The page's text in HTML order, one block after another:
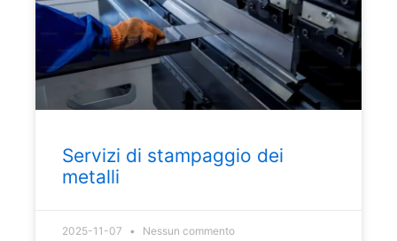
Servizi di stampaggio dei
metalli
2025-11-07 Nessun commento